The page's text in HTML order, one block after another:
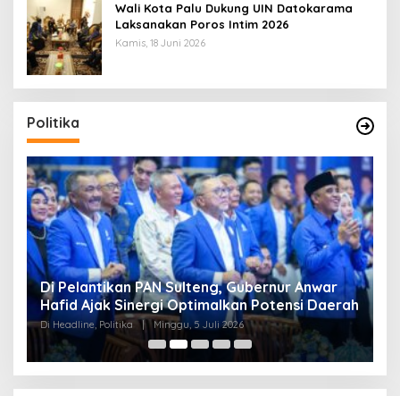
Wali Kota Palu Dukung UIN Datokarama
Laksanakan Poros Intim 2026
Kamis, 18 Juni 2026
Politika
Di Pelantikan PAN Sulteng, Gubernur Anwar
Hafid Ajak Sinergi Optimalkan Potensi Daerah
Di Headline, Politika | Minggu, 5 Juli 2026